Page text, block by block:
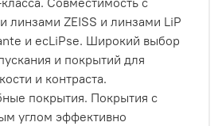
линзами ZEISS и линзами LiP
и ecLiPse. Широкий выбор
и покрытий для
и контраста.
покрытия. Покрытия с
углом эффективно